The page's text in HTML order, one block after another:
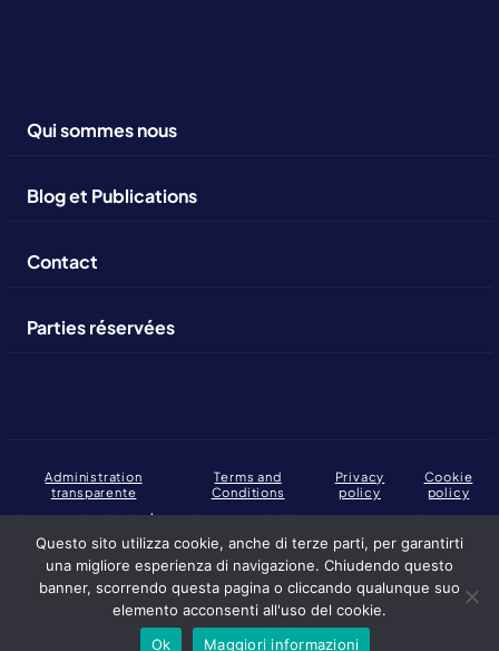
Qui sommes nous
Blog et Publications
Contact
Parties réservées
Administration
transparente
Terms and
Conditions
Privacy
policy
Cookie
policy
Copyright 2026 | Fondazione Collegio Europeo di Parma.
C.F., P. IVA: 02317230346
Altuofianco selected by the European College of Parma Foundation
Questo sito utilizza cookie, anche di terze parti, per garantirti
una migliore esperienza di navigazione. Chiudendo questo
banner, scorrendo questa pagina o cliccando qualunque suo
elemento acconsenti all'uso del cookie.
Ok
Maggiori informazioni